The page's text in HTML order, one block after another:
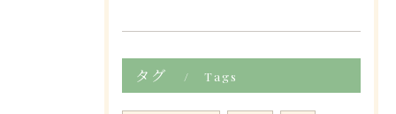
タグ Tags